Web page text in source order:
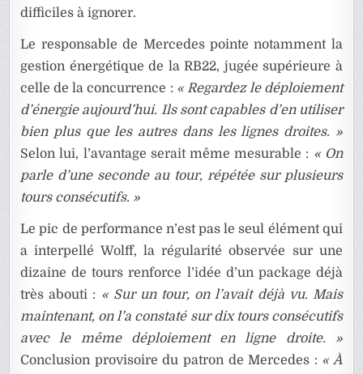
difficiles à ignorer.
Le responsable de Mercedes pointe notamment la
gestion énergétique de la RB22, jugée supérieure à
celle de la concurrence : « Regardez le déploiement
d’énergie aujourd’hui. Ils sont capables d’en utiliser
bien plus que les autres dans les lignes droites. »
Selon lui, l’avantage serait même mesurable : « On
parle d’une seconde au tour, répétée sur plusieurs
tours consécutifs. »
Le pic de performance n’est pas le seul élément qui
a interpellé Wolff, la régularité observée sur une
dizaine de tours renforce l’idée d’un package déjà
très abouti : « Sur un tour, on l’avait déjà vu. Mais
maintenant, on l’a constaté sur dix tours consécutifs
avec le même déploiement en ligne droite. »
Conclusion provisoire du patron de Mercedes : « À